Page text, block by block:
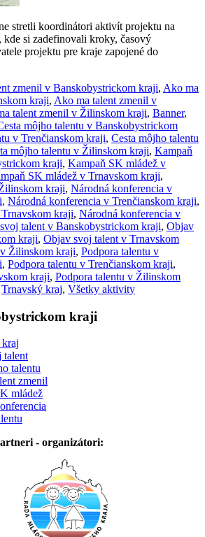
stretli koordinátori aktivít projektu na
kde si zadefinovali kroky, časový
projektu pre kraje zapojené do
zmenil v Banskobystrickom kraji, Ako ma
kraji, Ako ma talent zmenil v
talent zmenil v Žilinskom kraji, Banner,
môjho talentu v Banskobystrickom
v Trenčianskom kraji, Cesta môjho talentu
môjho talentu v Žilinskom kraji, Kampaň
kraji, Kampaň SK mládež v
SK mládež v Trnavskom kraji,
kraji, Národná konferencia v
, Národná konferencia v Trenčianskom kraji,
kraji, Národná konferencia v
talent v Banskobystrickom kraji, Objav
kraji, Objav svoj talent v Trnavskom
Žilinskom kraji, Podpora talentu v
, Podpora talentu v Trenčianskom kraji,
kraji, Podpora talentu v Žilinskom
Trnavský kraj, Všetky aktivity
kraji
talent
talentu
zmenil
mládež
- organizátori: